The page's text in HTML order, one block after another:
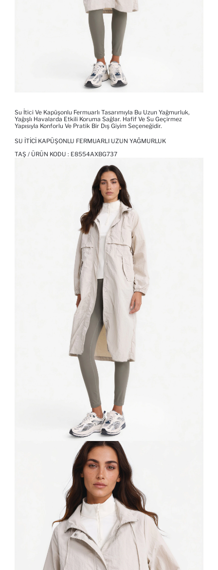
Su İtici Ve Kapüşonlu Fermuarlı Tasarımıyla Bu Uzun Yağmurluk,
Yağışlı Havalarda Etkili Koruma Sağlar. Hafif Ve Su Geçirmez
Yapısıyla Konforlu Ve Pratik Bir Dış Giyim Seçeneğidir.
SU İTICI KAPÜŞONLU FERMUARLI UZUN YAĞMURLUK
TAŞ / ÜRÜN KODU : E8554AXBG737